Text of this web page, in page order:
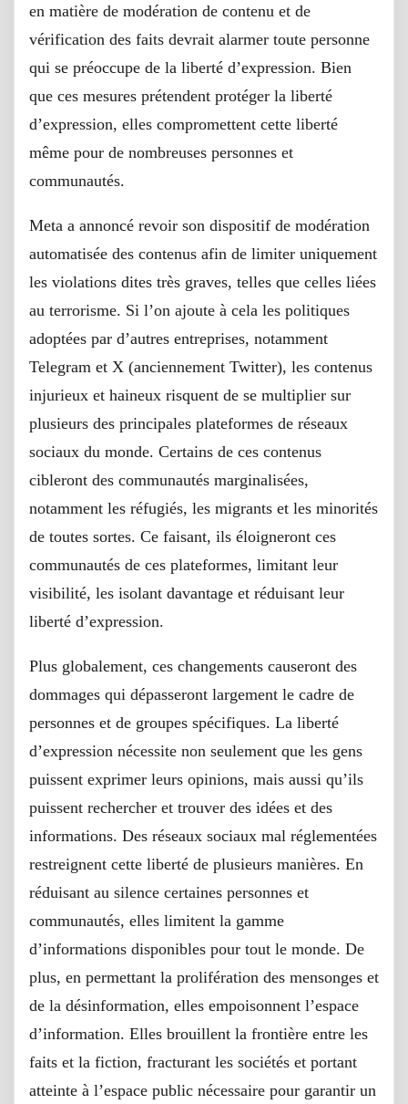
en matière de modération de contenu et de
vérification des faits devrait alarmer toute personne
qui se préoccupe de la liberté d’expression. Bien
que ces mesures prétendent protéger la liberté
d’expression, elles compromettent cette liberté
même pour de nombreuses personnes et
communautés.
Meta a annoncé revoir son dispositif de modération
automatisée des contenus afin de limiter uniquement
les violations dites très graves, telles que celles liées
au terrorisme. Si l’on ajoute à cela les politiques
adoptées par d’autres entreprises, notamment
Telegram et X (anciennement Twitter), les contenus
injurieux et haineux risquent de se multiplier sur
plusieurs des principales plateformes de réseaux
sociaux du monde. Certains de ces contenus
cibleront des communautés marginalisées,
notamment les réfugiés, les migrants et les minorités
de toutes sortes. Ce faisant, ils éloigneront ces
communautés de ces plateformes, limitant leur
visibilité, les isolant davantage et réduisant leur
liberté d’expression.
Plus globalement, ces changements causeront des
dommages qui dépasseront largement le cadre de
personnes et de groupes spécifiques. La liberté
d’expression nécessite non seulement que les gens
puissent exprimer leurs opinions, mais aussi qu’ils
puissent rechercher et trouver des idées et des
informations. Des réseaux sociaux mal réglementées
restreignent cette liberté de plusieurs manières. En
réduisant au silence certaines personnes et
communautés, elles limitent la gamme
d’informations disponibles pour tout le monde. De
plus, en permettant la prolifération des mensonges et
de la désinformation, elles empoisonnent l’espace
d’information. Elles brouillent la frontière entre les
faits et la fiction, fracturant les sociétés et portant
atteinte à l’espace public nécessaire pour garantir un